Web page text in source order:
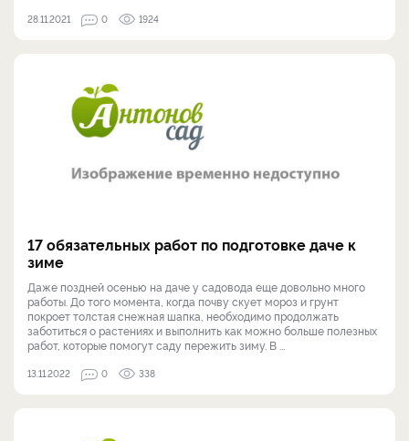
28.11.2021 0 1924
17 обязательных работ по подготовке даче к
зиме
Даже поздней осенью на даче у садовода еще довольно много
работы. До того момента, когда почву скует мороз и грунт
покроет толстая снежная шапка, необходимо продолжать
заботиться о растениях и выполнить как можно больше полезных
работ, которые помогут саду пережить зиму. В ...
13.11.2022 0 338